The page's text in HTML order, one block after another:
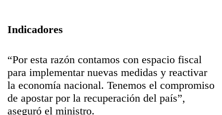
Indicadores
“Por esta razón contamos con espacio fiscal
para implementar nuevas medidas y reactivar
la economía nacional. Tenemos el compromiso
de apostar por la recuperación del país”,
aseguró el ministro.